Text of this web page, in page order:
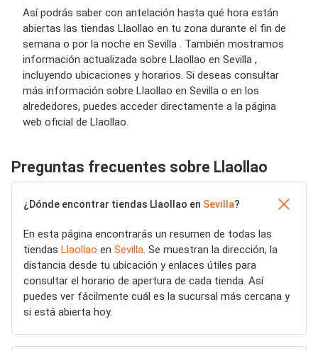
Así podrás saber con antelación hasta qué hora están
abiertas las tiendas Llaollao en tu zona durante el fin de
semana o por la noche en Sevilla . También mostramos
información actualizada sobre Llaollao en Sevilla ,
incluyendo ubicaciones y horarios. Si deseas consultar
más información sobre Llaollao en Sevilla o en los
alrededores, puedes acceder directamente a la página
web oficial de Llaollao.
Preguntas frecuentes sobre Llaollao
¿Dónde encontrar tiendas Llaollao en Sevilla?
En esta página encontrarás un resumen de todas las
tiendas Llaollao en Sevilla. Se muestran la dirección, la
distancia desde tu ubicación y enlaces útiles para
consultar el horario de apertura de cada tienda. Así
puedes ver fácilmente cuál es la sucursal más cercana y
si está abierta hoy.